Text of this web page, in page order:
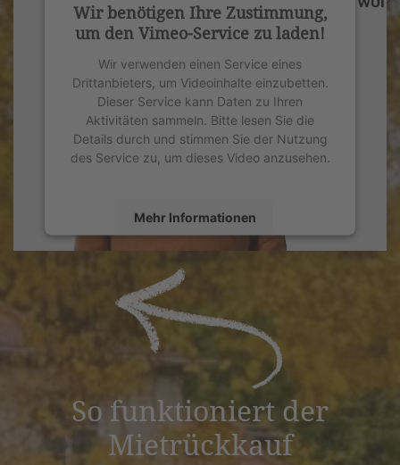
Wir benötigen Ihre Zustimmung,
um den Vimeo-Service zu laden!
Wir verwenden einen Service eines
Drittanbieters, um Videoinhalte einzubetten.
Dieser Service kann Daten zu Ihren
Aktivitäten sammeln. Bitte lesen Sie die
Details durch und stimmen Sie der Nutzung
des Service zu, um dieses Video anzusehen.
Mehr Informationen
powered by
Management Platform
So funktioniert der
Mietrückkauf